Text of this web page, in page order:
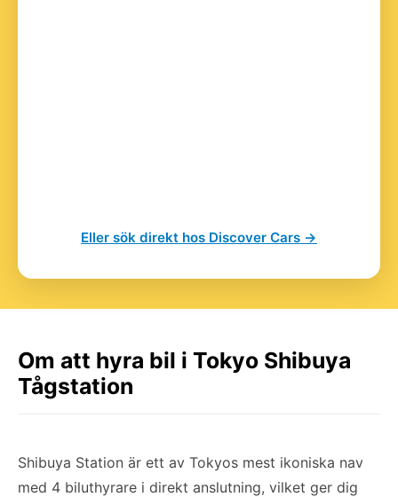
Eller sök direkt hos Discover Cars →
Om att hyra bil i Tokyo Shibuya
Tågstation
Shibuya Station är ett av Tokyos mest ikoniska nav
med 4 biluthyrare i direkt anslutning, vilket ger dig